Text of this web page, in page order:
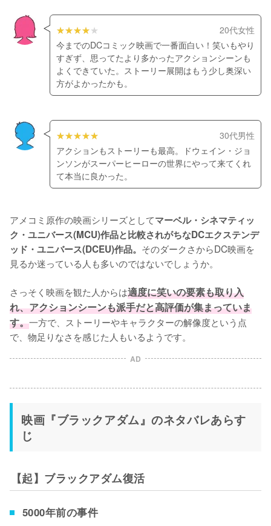
20代女性
今までのDCコミック映画で一番面白い！笑いもやり
すぎず、思ってたより多かったアクションシーンも
よくできていた。ストーリー展開はもう少し奥深い
方がよかったかも。
30代男性
アクションもストーリーも最高。ドウェイン・ジョ
ンソンがスーパーヒーローの世界にやって来てくれ
て本当に良かった。
アメコミ原作の映画シリーズとしてマーベル・シネマティッ
ク・ユニバース(MCU)作品と比較されがちなDCエクステンデ
ッド・ユニバース(DCEU)作品。 そのダークさからDC映画を
見るか迷っている人も多いのではないでしょうか。
さっそく映画を観た人からは適度に笑いの要素も取り入
れ、アクションシーンも派手だと高評価が集まっていま
す。一方で、ストーリーやキャラクターの解像度という点
で、物足りなさを感じた人もいるようです。
AD
映画『ブラックアダム』のネタバレあらす
じ
【起】ブラックアダム復活
5000年前の事件